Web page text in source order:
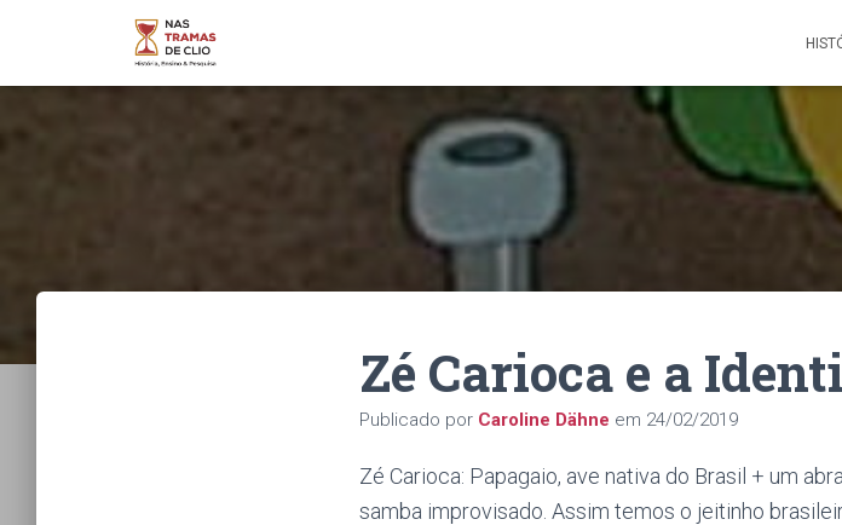
Zé Carioca e a
Publicado por Caroline Dähne em 24/02/2019
Zé Carioca: Papagaio, ave nativa do Brasil + um
samba improvisado. Assim temos o jeitinho